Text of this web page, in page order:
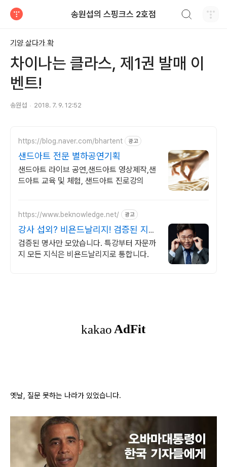
송원섭의 스핑크스 2호점
기양 살다가 확
차이나는 클라스, 제1권 발매 이
벤트!
송원섭 2018. 7. 9. 12:52
https://blog.naver.com/bhartent 광고
샌드아트 전문 별하공연기획
샌드아트 라이브 공연,샌드아트 영상제작,샌
드아트 교육 및 체험, 샌드아트 진로강의
https://www.beknowledge.net/ 광고
강사 섭외? 비욘드날리지! 검증된 지식
명사만 모았다
검증된 명사만 모았습니다. 특강부터 자문까
지 모든 지식은 비욘드날리지로 통합니다.
옛날, 질문 못하는 나라가 있었습니다.